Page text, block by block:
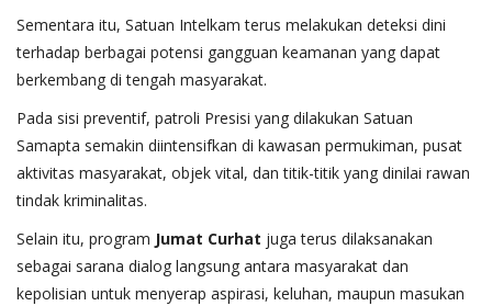
Sementara itu, Satuan Intelkam terus melakukan deteksi dini
terhadap berbagai potensi gangguan keamanan yang dapat
berkembang di tengah masyarakat.
Pada sisi preventif, patroli Presisi yang dilakukan Satuan
Samapta semakin diintensifkan di kawasan permukiman, pusat
aktivitas masyarakat, objek vital, dan titik-titik yang dinilai rawan
tindak kriminalitas.
Selain itu, program Jumat Curhat juga terus dilaksanakan
sebagai sarana dialog langsung antara masyarakat dan
kepolisian untuk menyerap aspirasi, keluhan, maupun masukan